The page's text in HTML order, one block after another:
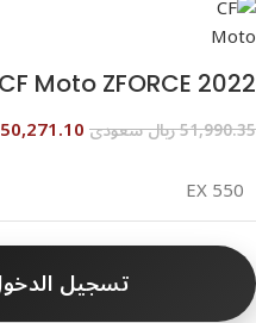
CF Moto ZFORCE 2022
51,990.35 ريال سعودى 50,271.10 ريال سعودى
550 EX
تسجيل